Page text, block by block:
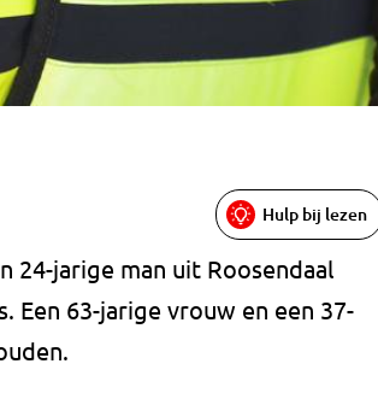
Hulp bij lezen
24-jarige man uit Roosendaal
Een 63-jarige vrouw en een 37-